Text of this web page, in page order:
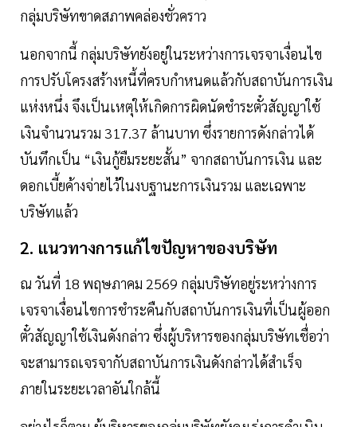
กลุ่มบริษัทขาดสภาพคล่องชั่วคราว
นอกจากนี้ กลุ่มบริษัทยังอยู่ในระหว่างการเจรจาเงื่อนไข
การปรับโครงสร้างหนี้ที่ครบกำหนดแล้วกับสถาบันการเงิน
แห่งหนึ่ง จึงเป็นเหตุให้เกิดการผิดนัดชำระตั๋วสัญญาใช้
เงินจำนวนรวม 317.37 ล้านบาท ซึ่งรายการดังกล่าวได้
บันทึกเป็น “เงินกู้ยืมระยะสั้น” จากสถาบันการเงิน และ
ดอกเบี้ยค้างจ่ายไว้ในงบฐานะการเงินรวม และเฉพาะ
บริษัทแล้ว
2. แนวทางการแก้ไขปัญหาของบริษัท
ณ วันที่ 18 พฤษภาคม 2569 กลุ่มบริษัทอยู่ระหว่างการ
เจรจาเงื่อนไขการชำระคืนกับสถาบันการเงินที่เป็นผู้ออก
ตั๋วสัญญาใช้เงินดังกล่าว ซึ่งผู้บริหารของกลุ่มบริษัทเชื่อว่า
จะสามารถเจรจากับสถาบันการเงินดังกล่าวได้สำเร็จ
ภายในระยะเวลาอันใกล้นี้